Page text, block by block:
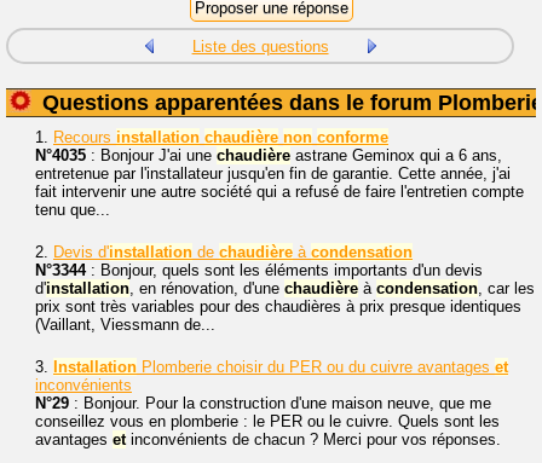
Liste des questions
Questions apparentées dans le forum Plomberie
1. Recours installation chaudière non conforme
N°4035 : Bonjour J'ai une chaudière astrane Geminox qui a 6 ans,
entretenue par l'installateur jusqu'en fin de garantie. Cette année, j'ai
fait intervenir une autre société qui a refusé de faire l'entretien compte
tenu que...
2. Devis d'installation de chaudière à condensation
N°3344: Bonjour, quels sont les éléments importants d'un devis
d'installation, en rénovation, d'une chaudière à condensation, car les
prix sont très variables pour des chaudières à prix presque identiques
(Vaillant, Viessmann de...
3. Installation Plomberie choisir du PER ou du cuivre avantages et
inconvénients
N°29 : Bonjour. Pour la construction d'une maison neuve, que me
conseillez vous en plomberie : le PER ou le cuivre. Quels sont les
avantages etinconvénients de chacun ? Merci pour vos réponses.